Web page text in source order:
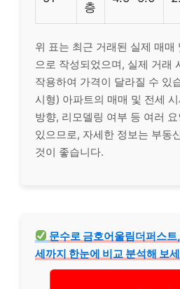
층
위 표는 최근 거래된 실제 매매
으로 작성되었으며, 실제 거래
작용하여 가격이 달라질 수 있
시형) 아파트의 매매 및 전세
방향, 리모델링 여부 등 여러
있으므로, 자세한 정보는 부동
것이 좋습니다.
문수로 금호어울림더퍼스
세까지 한눈에 비교 분석해 보